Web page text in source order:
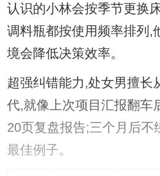
认识的小林会按季节更换
调料瓶都按使用频率排列,
境会降低决策效率。
超强纠错能力,处女男擅长
代,就像上次项目汇报翻车
20页复盘报告;三个月后不
最佳例子。